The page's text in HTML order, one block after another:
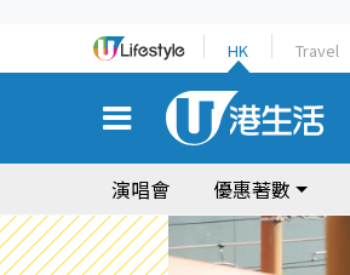
HK Travel
演唱會 優惠著數